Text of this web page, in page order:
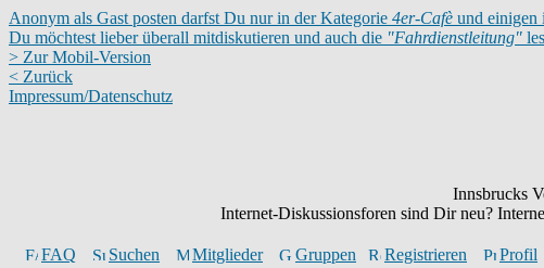
Anonym als Gast posten darfst Du nur in der Kategorie 4er-Cafè und einigen
Du möchtest lieber überall mitdiskutieren und auch die "Fahrdienstleitung"
> Zur Mobil-Version
< Zurück
Impressum/Datenschutz
Innsbrucks
Internet-Diskussionsforen sind Dir neu?
FAQ Suchen Mitglieder Gruppen Registrieren Profil